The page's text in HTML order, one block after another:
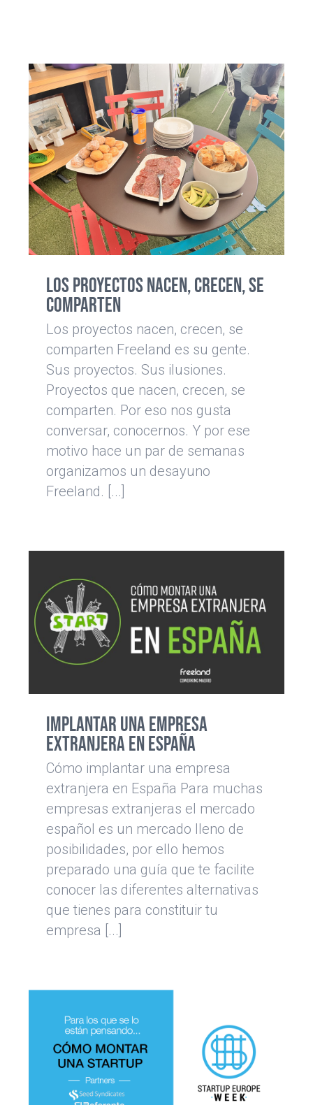
Los proyectos nacen, crecen, se
comparten
Los proyectos nacen, crecen, se
comparten Freeland es su gente.
Sus proyectos. Sus ilusiones.
Proyectos que nacen, crecen, se
comparten. Por eso nos gusta
conversar, conocernos. Y por ese
motivo hace un par de semanas
organizamos un desayuno
Freeland. [...]
Implantar una empresa
extranjera en España
Cómo implantar una empresa
extranjera en España Para muchas
empresas extranjeras el mercado
español es un mercado lleno de
posibilidades, por ello hemos
preparado una guía que te facilite
conocer las diferentes alternativas
que tienes para constituir tu
empresa [...]